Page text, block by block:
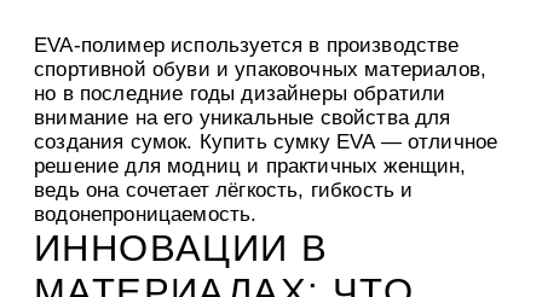
EVA-полимер используется в производстве
спортивной обуви и упаковочных материалов,
но в последние годы дизайнеры обратили
внимание на его уникальные свойства для
создания сумок. Купить сумку EVA — отличное
решение для модниц и практичных женщин,
ведь она сочетает лёгкость, гибкость и
водонепроницаемость.
ИННОВАЦИИ В